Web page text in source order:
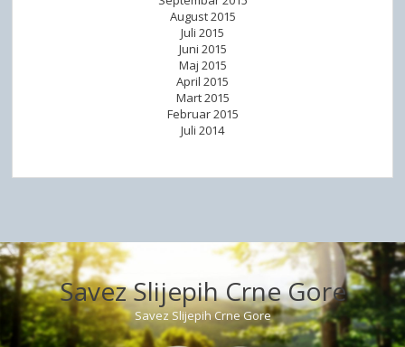
August 2015
Juli 2015
Juni 2015
Maj 2015
April 2015
Mart 2015
Februar 2015
Juli 2014
Savez Slijepih Crne Gore
Savez Slijepih Crne Gore